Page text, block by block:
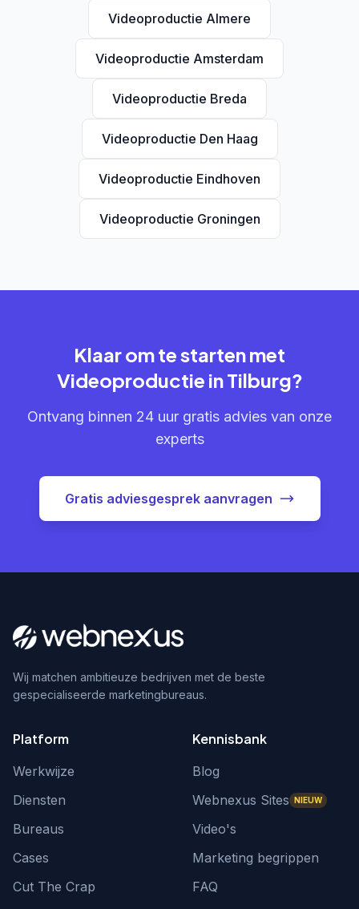
Videoproductie Almere
Videoproductie Amsterdam
Videoproductie Breda
Videoproductie Den Haag
Videoproductie Eindhoven
Videoproductie Groningen
Klaar om te starten met
Videoproductie in Tilburg?
Ontvang binnen 24 uur gratis advies van onze
experts
Gratis adviesgesprek aanvragen
Wij matchen ambitieuze bedrijven met de beste
gespecialiseerde marketingbureaus.
Platform
Werkwijze
Diensten
Bureaus
Cases
Cut The Crap
Kennisbank
Blog
Webnexus Sites NIEUW
Video's
Marketing begrippen
FAQ